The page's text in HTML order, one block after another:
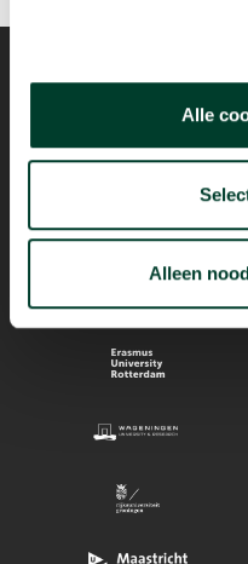
Alle
Alleen